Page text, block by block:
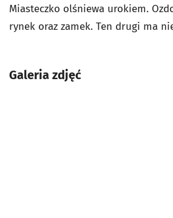
Miasteczko olśniewa urokiem.
rynek oraz zamek. Ten drugi ma
Galeria zdjęć